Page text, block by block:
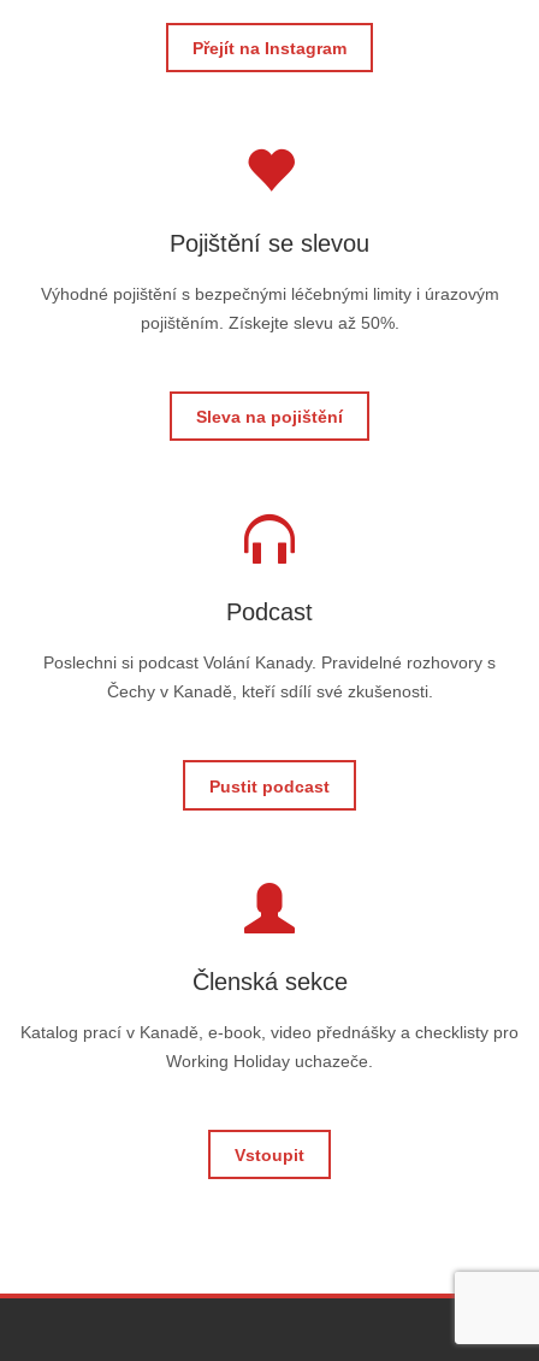
Přejít na Instagram
Pojištění se slevou
Výhodné pojištění s bezpečnými léčebnými limity i úrazovým
pojištěním. Získejte slevu až 50%.
Sleva na pojištění
Podcast
Poslechni si podcast Volání Kanady. Pravidelné rozhovory s
Čechy v Kanadě, kteří sdílí své zkušenosti.
Pustit podcast
Členská sekce
Katalog prací v Kanadě, e-book, video přednášky a checklisty pro
Working Holiday uchazeče.
Vstoupit